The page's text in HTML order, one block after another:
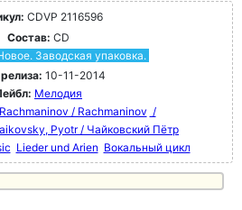
CDVP 2116596
Состав: CD
Заводская упаковка.
10-11-2014
Мелодия
Rachmaninov / Rachmaninov /
Pyotr / Чайковский Пётр
Lieder und Arien Вокальный цикл